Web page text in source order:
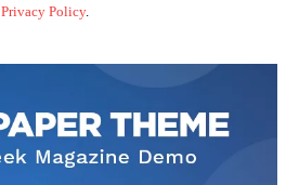
Privacy Policy.